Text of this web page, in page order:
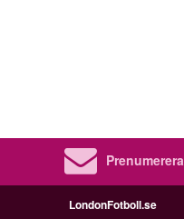
LondonFotboll.se